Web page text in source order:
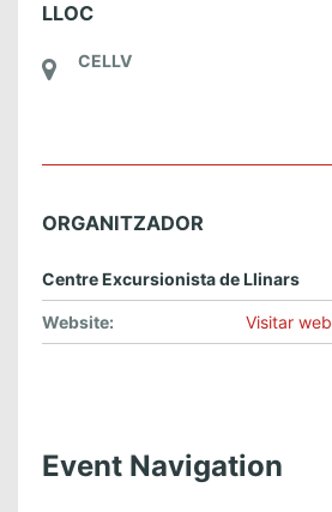
LLOC
CELLV
ORGANITZADOR
Centre Excursionista de Llinars
Website: Visitar web
Event Navigation